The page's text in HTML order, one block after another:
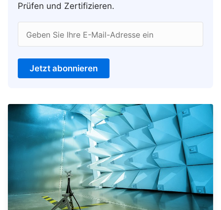
Prüfen und Zertifizieren.
Geben Sie Ihre E-Mail-Adresse ein
Jetzt abonnieren